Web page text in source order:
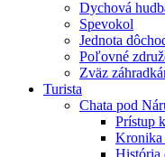
Dychová
Spevokol
Jednota
Poľovné
Zväz
Turista
Chata pod
Prístup
Kronika
História